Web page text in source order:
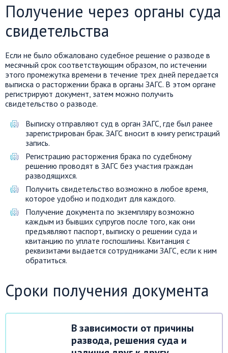
Получение через органы суда
свидетельства
Если не было обжаловано судебное решение о разводе в
месячный срок соответствующим образом, по истечении
этого промежутка времени в течение трех дней передается
выписка о расторжении брака в органы ЗАГС. В этом органе
регистрируют документ, затем можно получить
свидетельство о разводе.
Выписку отправляют суд в орган ЗАГС, где был ранее
зарегистрирован брак. ЗАГС вносит в книгу регистраций
запись.
Регистрацию расторжения брака по судебному
решению проводят в ЗАГС без участия граждан
разводящихся.
Получить свидетельство возможно в любое время,
которое удобно и подходит для каждого.
Получение документа по экземпляру возможно
каждым из бывших супругов после того, как они
предъявляют паспорт, выписку о решении суда и
квитанцию по уплате госпошлины. Квитанция с
реквизитами выдается сотрудниками ЗАГС, если к ним
обратиться.
Сроки получения документа
В зависимости от причины
развода, решения суда и